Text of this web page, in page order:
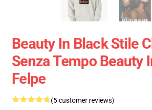
Beauty In Black Stile
Senza Tempo Beauty
Felpe
(5 customer reviews)